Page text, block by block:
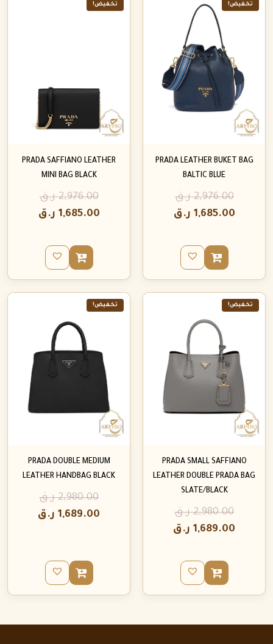
تخفيض!
PRADA LEATHER BUKET BAG
BALTIC BLUE
2,976.00 ر.ق
1,685.00 ر.ق
تخفيض!
PRADA SAFFIANO LEATHER
MINI BAG BLACK
2,976.00 ر.ق
1,685.00 ر.ق
تخفيض!
PRADA SMALL SAFFIANO
LEATHER DOUBLE PRADA BAG
SLATE/BLACK
2,980.00 ر.ق
1,689.00 ر.ق
تخفيض!
PRADA DOUBLE MEDIUM
LEATHER HANDBAG BLACK
2,980.00 ر.ق
1,689.00 ر.ق